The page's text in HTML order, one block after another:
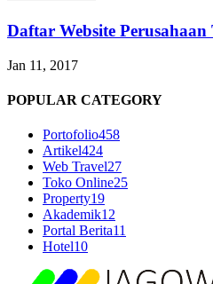
Daftar Website
Jan 11, 2017
POPULAR CATEGORY
Portofolio458
Artikel424
Web Travel27
Toko Online25
Property19
Akademik12
Portal Berita11
Hotel10